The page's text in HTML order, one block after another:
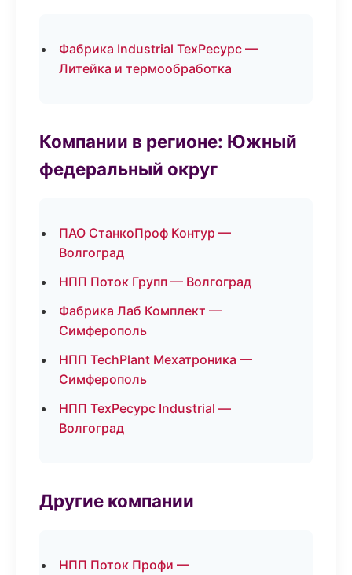
Фабрика Industrial ТехРесурс —
Литейка и термообработка
Компании в регионе: Южный
федеральный округ
ПАО СтанкоПроф Контур —
Волгоград
НПП Поток Групп — Волгоград
Фабрика Лаб Комплект —
Симферополь
НПП TechPlant Мехатроника —
Симферополь
НПП ТехРесурс Industrial —
Волгоград
Другие компании
НПП Поток Профи —